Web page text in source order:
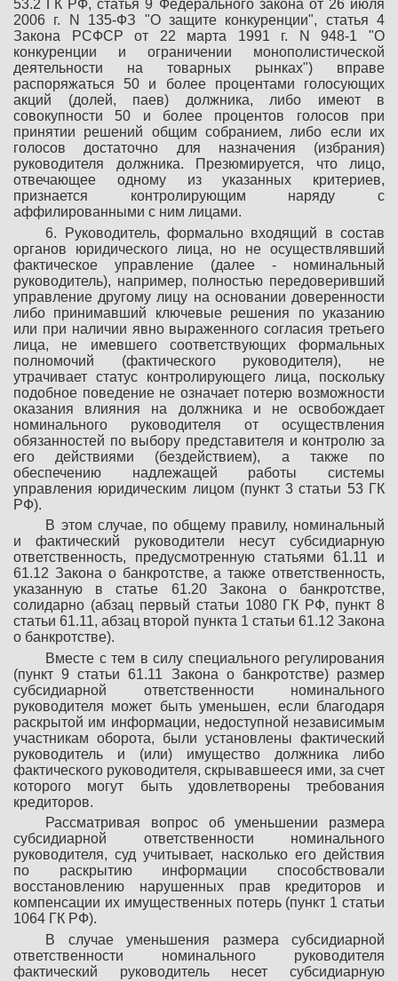
53.2 ГК РФ, статья 9 Федерального закона от 26 июля
2006 г. N 135-ФЗ "О защите конкуренции", статья 4
Закона РСФСР от 22 марта 1991 г. N 948-1 "О
конкуренции и ограничении монополистической
деятельности на товарных рынках") вправе
распоряжаться 50 и более процентами голосующих
акций (долей, паев) должника, либо имеют в
совокупности 50 и более процентов голосов при
принятии решений общим собранием, либо если их
голосов достаточно для назначения (избрания)
руководителя должника. Презюмируется, что лицо,
отвечающее одному из указанных критериев,
признается контролирующим наряду с
аффилированными с ним лицами.
6. Руководитель, формально входящий в состав
органов юридического лица, но не осуществлявший
фактическое управление (далее - номинальный
руководитель), например, полностью передоверивший
управление другому лицу на основании доверенности
либо принимавший ключевые решения по указанию
или при наличии явно выраженного согласия третьего
лица, не имевшего соответствующих формальных
полномочий (фактического руководителя), не
утрачивает статус контролирующего лица, поскольку
подобное поведение не означает потерю возможности
оказания влияния на должника и не освобождает
номинального руководителя от осуществления
обязанностей по выбору представителя и контролю за
его действиями (бездействием), а также по
обеспечению надлежащей работы системы
управления юридическим лицом (пункт 3 статьи 53 ГК
РФ).
В этом случае, по общему правилу, номинальный
и фактический руководители несут субсидиарную
ответственность, предусмотренную статьями 61.11 и
61.12 Закона о банкротстве, а также ответственность,
указанную в статье 61.20 Закона о банкротстве,
солидарно (абзац первый статьи 1080 ГК РФ, пункт 8
статьи 61.11, абзац второй пункта 1 статьи 61.12 Закона
о банкротстве).
Вместе с тем в силу специального регулирования
(пункт 9 статьи 61.11 Закона о банкротстве) размер
субсидиарной ответственности номинального
руководителя может быть уменьшен, если благодаря
раскрытой им информации, недоступной независимым
участникам оборота, были установлены фактический
руководитель и (или) имущество должника либо
фактического руководителя, скрывавшееся ими, за счет
которого могут быть удовлетворены требования
кредиторов.
Рассматривая вопрос об уменьшении размера
субсидиарной ответственности номинального
руководителя, суд учитывает, насколько его действия
по раскрытию информации способствовали
восстановлению нарушенных прав кредиторов и
компенсации их имущественных потерь (пункт 1 статьи
1064 ГК РФ).
В случае уменьшения размера субсидиарной
ответственности номинального руководителя
фактический руководитель несет субсидиарную